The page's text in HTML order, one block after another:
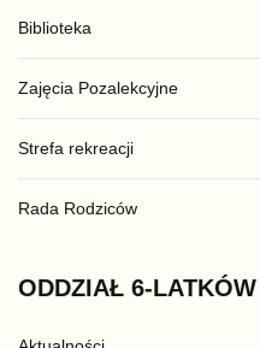
Biblioteka
Zajęcia Pozalekcyjne
Strefa rekreacji
Rada Rodziców
ODDZIAŁ 6-LATKÓW